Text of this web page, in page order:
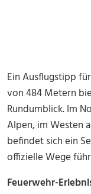
Ein Ausflugstipp
von 484 Metern
Rundumblick. Im
Alpen, im Westen
befindet sich ein
offizielle Wege
Feuerwehr-